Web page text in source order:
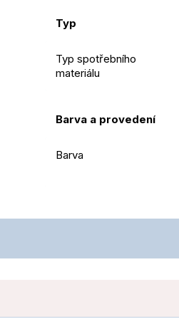
Typ
Typ spotřebního
materiálu
Barva a provedení
Barva